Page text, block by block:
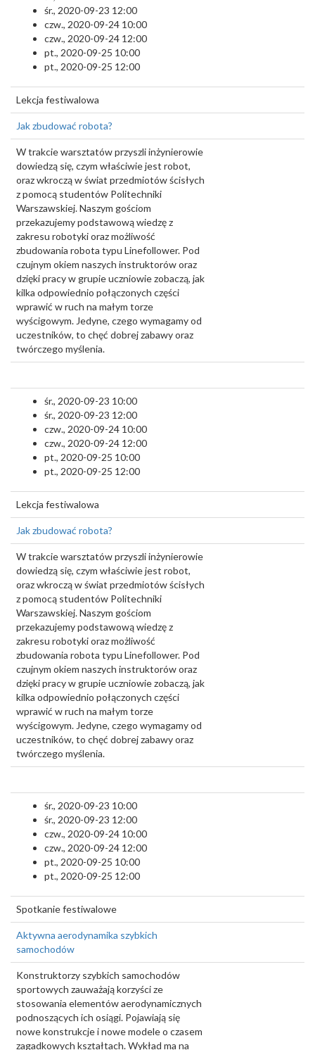
śr., 2020-09-23 12:00
czw., 2020-09-24 10:00
czw., 2020-09-24 12:00
pt., 2020-09-25 10:00
pt., 2020-09-25 12:00
Lekcja festiwalowa
Jak zbudować robota?
W trakcie warsztatów przyszli inżynierowie
dowiedzą się, czym właściwie jest robot,
oraz wkroczą w świat przedmiotów ścisłych
z pomocą studentów Politechniki
Warszawskiej. Naszym gościom
przekazujemy podstawową wiedzę z
zakresu robotyki oraz możliwość
zbudowania robota typu Linefollower. Pod
czujnym okiem naszych instruktorów oraz
dzięki pracy w grupie uczniowie zobaczą, jak
kilka odpowiednio połączonych części
wprawić w ruch na małym torze
wyścigowym. Jedyne, czego wymagamy od
uczestników, to chęć dobrej zabawy oraz
twórczego myślenia.
śr., 2020-09-23 10:00
śr., 2020-09-23 12:00
czw., 2020-09-24 10:00
czw., 2020-09-24 12:00
pt., 2020-09-25 10:00
pt., 2020-09-25 12:00
Lekcja festiwalowa
Jak zbudować robota?
W trakcie warsztatów przyszli inżynierowie
dowiedzą się, czym właściwie jest robot,
oraz wkroczą w świat przedmiotów ścisłych
z pomocą studentów Politechniki
Warszawskiej. Naszym gościom
przekazujemy podstawową wiedzę z
zakresu robotyki oraz możliwość
zbudowania robota typu Linefollower. Pod
czujnym okiem naszych instruktorów oraz
dzięki pracy w grupie uczniowie zobaczą, jak
kilka odpowiednio połączonych części
wprawić w ruch na małym torze
wyścigowym. Jedyne, czego wymagamy od
uczestników, to chęć dobrej zabawy oraz
twórczego myślenia.
śr., 2020-09-23 10:00
śr., 2020-09-23 12:00
czw., 2020-09-24 10:00
czw., 2020-09-24 12:00
pt., 2020-09-25 10:00
pt., 2020-09-25 12:00
Spotkanie festiwalowe
Aktywna aerodynamika szybkich
samochodów
Konstruktorzy szybkich samochodów
sportowych zauważają korzyści ze
stosowania elementów aerodynamicznych
podnoszących ich osiągi. Pojawiają się
nowe konstrukcje i nowe modele o czasem
zagadkowych kształtach. Wykład ma na